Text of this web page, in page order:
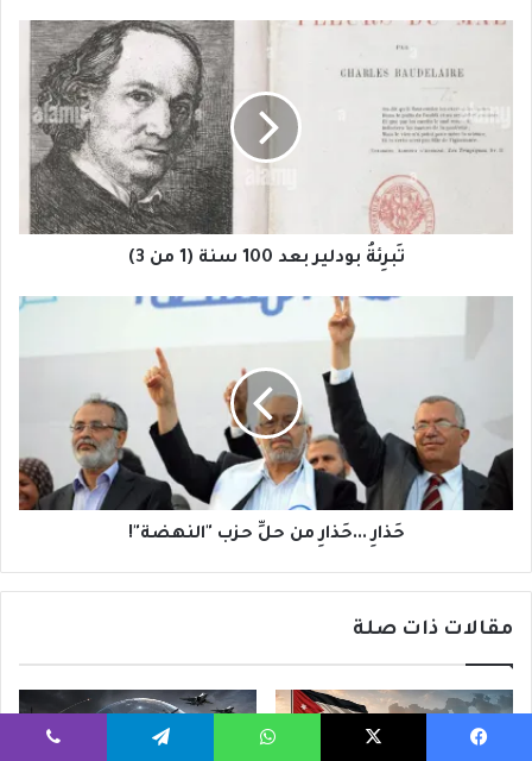
تَبرِئةُ بودلير بعد 100 سنة (1 من 3)
"النهضة"!
حَذارِ ...حَذارِ من حلِّ حزب "النهضة"!
مقالات ذات صلة